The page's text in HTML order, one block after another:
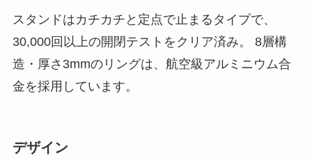
スタンドはカチカチと定点で止まるタイプで、
30,000回以上の開閉テストをクリア済み。 8層構
造・厚さ3mmのリングは、航空級アルミニウム合
金を採用しています。
デザイン